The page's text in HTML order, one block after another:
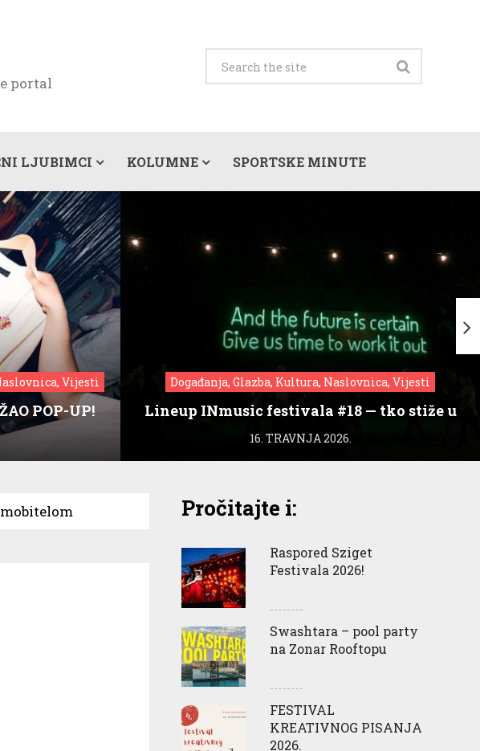
portal
LJUBIMCI KOLUMNE SPORTSKE MINUTE
Vijesti
POP-UP!
Događanja, Glazba, Kultura, Naslovnica, Vijesti
Lineup INmusic festivala #18 — tko stiže u
Zagreb?
16. TRAVNJA 2026.
Pročitajte i:
Raspored Sziget
Festivala 2026!
Swashtara – pool party
na Zonar Rooftopu
FESTIVAL
KREATIVNOG PISANJA
2026.